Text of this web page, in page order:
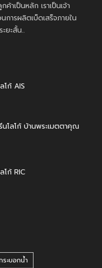
าเป็นหลัก เราเป็นเจ้า
การผลิตเบ็ดเสร็จภายใน
ยะสั้น..
ก้ AIS
โลโก้ บ้านพระเมตตาคุณ
โก้ RIC
ระบอกน้ำ